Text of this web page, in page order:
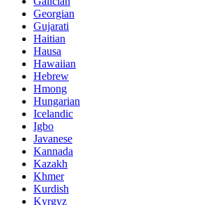
Georgian
Gujarati
Haitian
Hausa
Hawaiian
Hebrew
Hmong
Hungarian
Icelandic
Igbo
Javanese
Kannada
Kazakh
Khmer
Kurdish
Kyrgyz